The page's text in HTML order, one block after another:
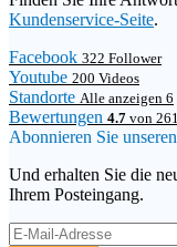
Kundenservice-Seite.
Facebook 322 Follower
Youtube 200 Videos
Standorte Alle anzeigen 6
Bewertungen 4.7 von
Abonnieren Sie
Und erhalten Sie die
Ihrem Posteingang.